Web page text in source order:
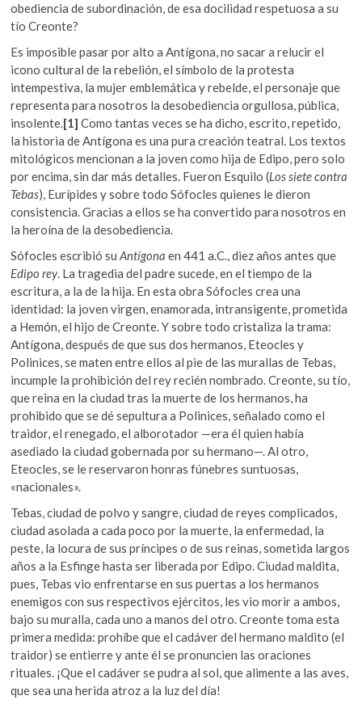
obediencia de subordinación, de esa docilidad respetuosa a su
tío Creonte?
Es imposible pasar por alto a Antígona, no sacar a relucir el
icono cultural de la rebelión, el símbolo de la protesta
intempestiva, la mujer emblemática y rebelde, el personaje que
representa para nosotros la desobediencia orgullosa, pública,
insolente.[1]Como tantas veces se ha dicho, escrito, repetido,
la historia de Antígona es una pura creación teatral. Los textos
mitológicos mencionan a la joven como hija de Edipo, pero solo
por encima, sin dar más detalles. Fueron Esquilo (Los siete contra
Tebas), Eurípides y sobre todo Sófocles quienes le dieron
consistencia. Gracias a ellos se ha convertido para nosotros en
la heroína de la desobediencia.
Sófocles escribió suAntígona en 441 a.C., diez años antes que
Edipo rey. La tragedia del padre sucede, en el tiempo de la
escritura, a la de la hija. En esta obra Sófocles crea una
identidad: la joven virgen, enamorada, intransigente, prometida
a Hemón, el hijo de Creonte. Y sobre todo cristaliza la trama:
Antígona, después de que sus dos hermanos, Eteocles y
Polinices, se maten entre ellos al pie de las murallas de Tebas,
incumple la prohibición del rey recién nombrado. Creonte, su tío,
que reina en la ciudad tras la muerte de los hermanos, ha
prohibido que se dé sepultura a Polinices, señalado como el
traidor, el renegado, el alborotador —era él quien había
asediado la ciudad gobernada por su hermano—. Al otro,
Eteocles, se le reservaron honras fúnebres suntuosas,
«nacionales».
Tebas, ciudad de polvo y sangre, ciudad de reyes complicados,
ciudad asolada a cada poco por la muerte, la enfermedad, la
peste, la locura de sus príncipes o de sus reinas, sometida largos
años a la Esfinge hasta ser liberada por Edipo. Ciudad maldita,
pues, Tebas vio enfrentarse en sus puertas a los hermanos
enemigos con sus respectivos ejércitos, les vio morir a ambos,
bajo su muralla, cada uno a manos del otro. Creonte toma esta
primera medida: prohíbe que el cadáver del hermano maldito (el
traidor) se entierre y ante él se pronuncien las oraciones
rituales. ¡Que el cadáver se pudra al sol, que alimente a las aves,
que sea una herida atroz a la luz del día!